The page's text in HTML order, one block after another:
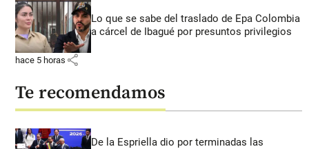
Lo que se sabe del traslado de Epa Colombia
a cárcel de Ibagué por presuntos privilegios
hace 5 horas share
Te recomendamos
De la Espriella dio por terminadas las